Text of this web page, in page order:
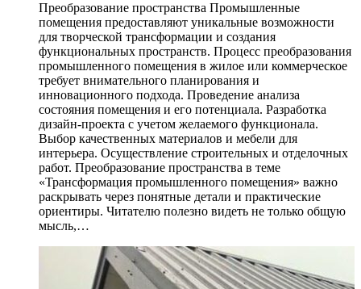
Преобразование пространства Промышленные
помещения предоставляют уникальные возможности
для творческой трансформации и создания
функциональных пространств. Процесс преобразования
промышленного помещения в жилое или коммерческое
требует внимательного планирования и
инновационного подхода. Проведение анализа
состояния помещения и его потенциала. Разработка
дизайн-проекта с учетом желаемого функционала.
Выбор качественных материалов и мебели для
интерьера. Осуществление строительных и отделочных
работ. Преобразование пространства в теме
«Трансформация промышленного помещения» важно
раскрывать через понятные детали и практические
ориентиры. Читателю полезно видеть не только общую
мысль,…